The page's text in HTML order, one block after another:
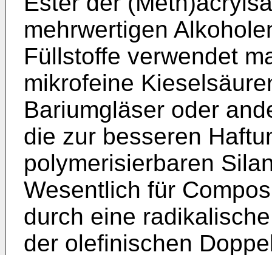
mehrwertigen
Füllstoffe verwendet
mikrofeine
Bariumgläser oder
die zur besseren
polymerisierbaren
Wesentlich für
durch eine
der olefinischen